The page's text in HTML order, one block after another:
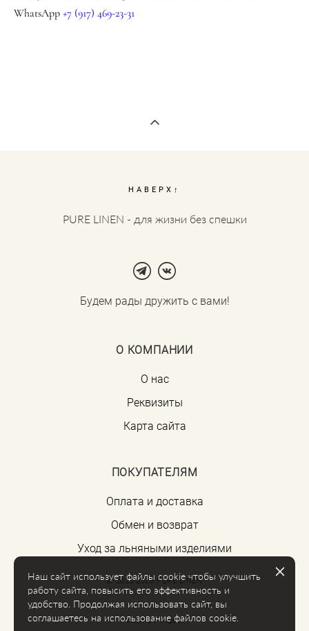
WhatsApp +7 (917) 469-23-31
НАВЕРХ↑
PURE LINEN - для жизни без спешки
Будем рады дружить с вами!
О КОМПАНИИ
О нас
Реквизиты
Карта сайта
ПОКУПАТЕЛЯМ
Оплата и доставка
Обмен и возврат
Уход за льняными изделиями
© 2020-2026 PURE LINEN
сайт от vigbo
Наш сайт использует файлы cookie чтобы улучшить
работу сайта, повысить его эффективность и
удобство. Продолжая использовать сайт, вы
соглашаетесь на использование файлов cookie.